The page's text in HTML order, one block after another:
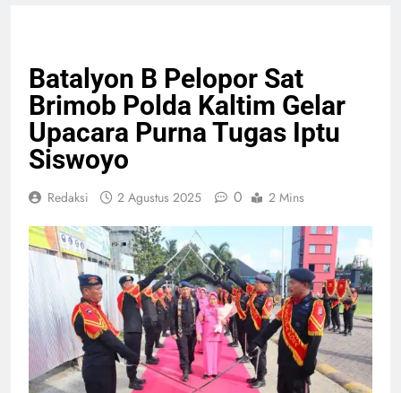
Batalyon B Pelopor Sat
Brimob Polda Kaltim Gelar
Upacara Purna Tugas Iptu
Siswoyo
Redaksi 2 Agustus 2025 0 2 Mins